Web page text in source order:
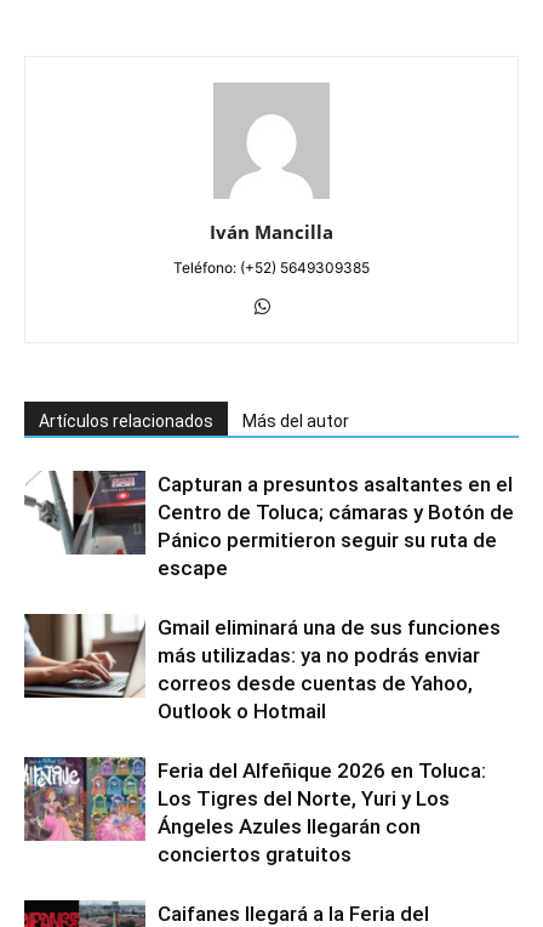
Iván Mancilla
Teléfono: (+52) 5649309385
Artículos relacionados Más del autor
Capturan a presuntos asaltantes en el
Centro de Toluca; cámaras y Botón de
Pánico permitieron seguir su ruta de
escape
Gmail eliminará una de sus funciones
más utilizadas: ya no podrás enviar
correos desde cuentas de Yahoo,
Outlook o Hotmail
Feria del Alfeñique 2026 en Toluca:
Los Tigres del Norte, Yuri y Los
Ángeles Azules llegarán con
conciertos gratuitos
Caifanes llegará a la Feria del